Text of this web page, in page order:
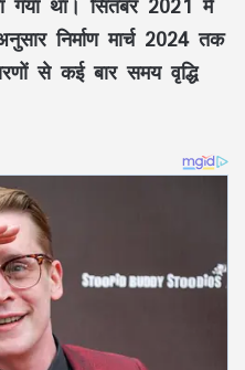
निर्माण मार्च 2024 तक
से कई बार समय वृद्धि